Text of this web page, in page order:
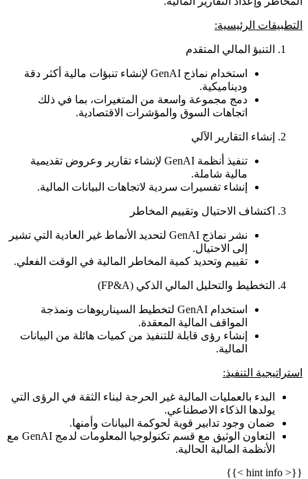
التطبيقات الرئيسية:
التنبؤ المالي المتقدم
استخدام نماذج GenAI لإنشاء تنبؤات مالية أكثر دقة
وديناميكية.
دمج مجموعة واسعة من المتغيرات، بما في ذلك
اتجاهات السوق والمؤشرات الاقتصادية.
إنشاء التقارير الآلي
تنفيذ أنظمة GenAI لإنشاء تقارير وعروض تقديمية
مالية شاملة.
إنشاء تفسيرات سردية لاتجاهات البيانات المالية.
اكتشاف الاحتيال وتقييم المخاطر
نشر نماذج GenAI لتحديد الأنماط غير العادية التي تشير
إلى الاحتيال.
تقييم وتحديد كمية المخاطر المالية في الوقت الفعلي.
التخطيط والتحليل المالي الذكي (FP&A)
استخدام GenAI لتخطيط السيناريوهات ونمذجة
المواقف المالية المعقدة.
إنشاء رؤى قابلة للتنفيذ من كميات هائلة من البيانات
المالية.
استراتيجية التنفيذ:
البدء بالعمليات المالية غير الحرجة لبناء الثقة في الرؤى التي
يولدها الذكاء الاصطناعي.
ضمان وجود تدابير قوية لحوكمة البيانات وأمنها.
التعاون الوثيق مع قسم تكنولوجيا المعلومات لدمج GenAI مع
الأنظمة المالية الحالية.
{{< hint info >}}